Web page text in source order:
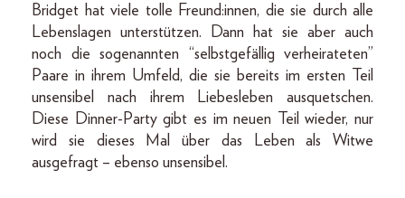
Bridget hat viele tolle Freund:innen, die sie durch alle
Lebenslagen unterstützen. Dann hat sie aber auch
noch die sogenannten “selbstgefällig verheirateten”
Paare in ihrem Umfeld, die sie bereits im ersten Teil
unsensibel nach ihrem Liebesleben ausquetschen.
Diese Dinner-Party gibt es im neuen Teil wieder, nur
wird sie dieses Mal über das Leben als Witwe
ausgefragt – ebenso unsensibel.